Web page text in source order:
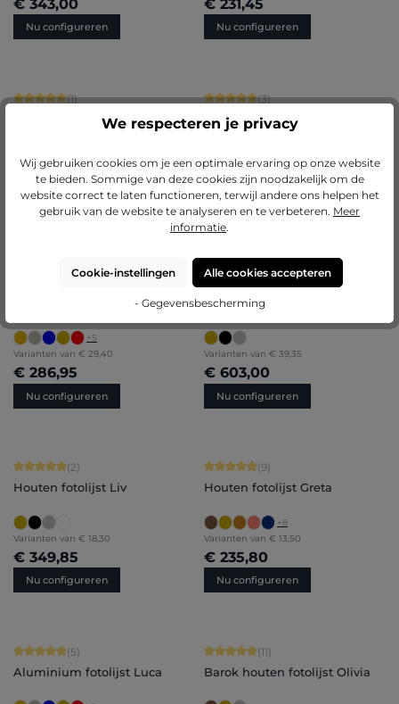
€ 343,00
Nu configureren
€ 231,45
Nu configureren
Gemiddelde waardering van 5 van 5 sterren
(1)
Barok houten fotolijst Daria
Varianten van € 17,95
€ 306,85
Nu configureren
Gemiddelde waardering van 5 van 5
(3)
Houten fotolijst Alina
Varianten van€ 19,50
€ 235,80
Nu configureren
Gemiddelde waardering van 5 van 5 sterren
Aluminium fotolijst Luca
+5
Varianten van € 29,40
€ 286,95
Nu configureren
Gemiddelde waardering van 4.75
Barok houten fotolijst
Varianten van € 39,35
€ 603,00
Nu configureren
Gemiddelde waardering van 5 van 5 sterren
(2)
Houten fotolijst Liv
Varianten van € 18,30
€ 349,85
Nu configureren
Gemiddelde waardering van 4.89
(9)
Houten fotolijst Greta
+8
Varianten van € 13,50
€ 235,80
Nu configureren
Gemiddelde waardering van 5 van 5 sterren
(5)
Aluminium fotolijst Luca
Gemiddelde waardering van 5 van 5
(11)
Barok houten fotolijst Olivia
We respecteren je privacy
Wij gebruiken cookies om je een optimale ervaring op onze website
te bieden. Sommige van deze cookies zijn noodzakelijk om de
website correct te laten functioneren, terwijl andere ons helpen het
gebruik van de website te analyseren en te verbeteren. Meer
informatie.
Cookie-instellingen Alle cookies accepteren
- Gegevensbescherming